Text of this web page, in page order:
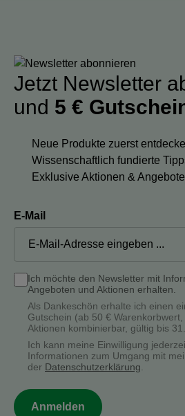
Jetzt Newsletter
und 5 €
Neue Produkte zuerst
Wissenschaftlich fundierte
Exklusive Aktionen & Angebote
E-Mail
Ich möchte den Newsletter mit
Angeboten und Aktionen erhalten.
Als Dankeschön erhalte ich einen
Gutschein (ab 50 €
Aktionen kombinierbar, gültig bis
Ich kann meine Einwilligung
Informationen zum Umgang mit
der Datenschutzerklärung.
Anmelden